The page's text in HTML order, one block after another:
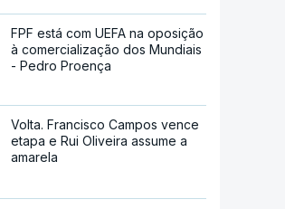
FPF está com UEFA na oposição
à comercialização dos Mundiais
- Pedro Proença
Volta. Francisco Campos vence
etapa e Rui Oliveira assume a
amarela